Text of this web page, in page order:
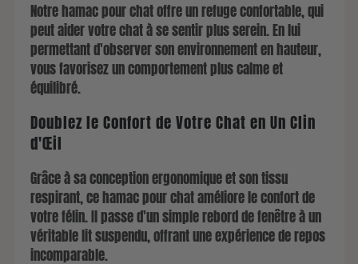
Notre hamac pour chat offre un refuge confortable, qui
peut aider votre chat à se sentir plus serein. En lui
permettant d'observer son environnement en hauteur,
vous favorisez un comportement plus calme et
équilibré.
Doublez le Confort de Votre Chat en Un Clin
d'Œil
Grâce à sa conception ergonomique et son tissu
respirant, ce hamac pour chat améliore le confort de
votre félin. Il passe d'un simple rebord de fenêtre à un
véritable lit suspendu, offrant une expérience de repos
incomparable.